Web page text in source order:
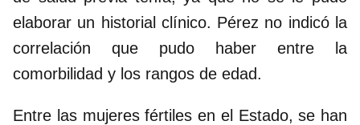
elaborar un historial clínico. Pérez no indicó la
correlación que pudo haber entre la
comorbilidad y los rangos de edad.
Entre las mujeres fértiles en el Estado, se han